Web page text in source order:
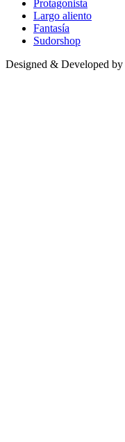
Protagonista
Largo aliento
Fantasía
Sudorshop
Designed & Developed by